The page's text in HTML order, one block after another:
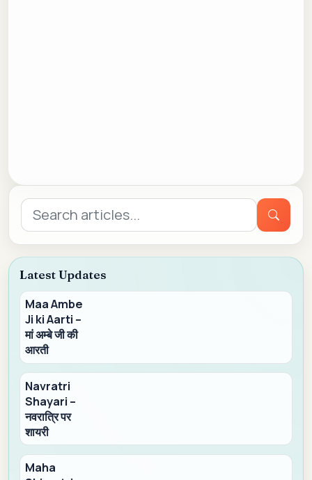
Search
for:
Latest Updates
Maa Ambe
Ji ki Aarti –
मां अम्बे जी की
आरती
Navratri
Shayari –
नवरात्रि पर
शायरी
Maha